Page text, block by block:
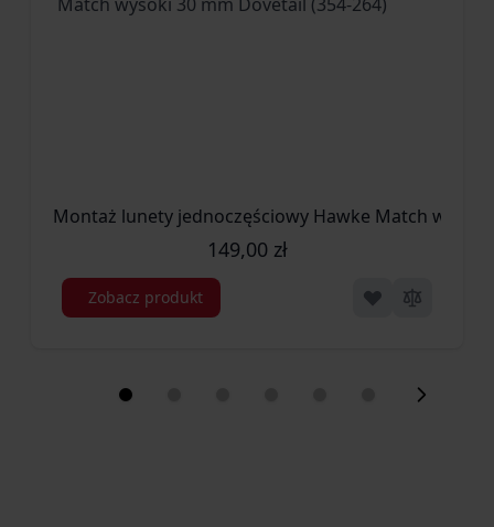
Montaż lunety jednoczęściowy Hawke Match wysoki
149,00 zł
Zobacz produkt